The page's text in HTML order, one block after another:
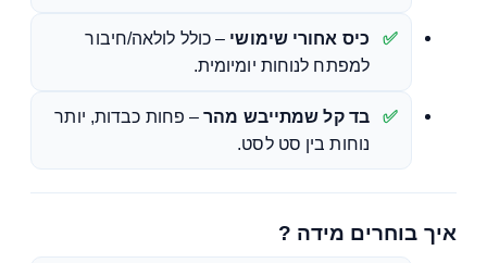
כיס אחורי שימושי – כולל לולאה/חיבור
למפתח לנוחות יומיומית.
בד קל שמתייבש מהר– פחות כבדות, יותר
נוחות בין סט לסט.
איך בוחרים מידה ?